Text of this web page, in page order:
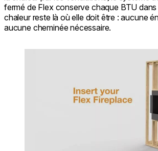
fermé de Flex conserve chaque BTU
chaleur reste là où elle doit être : aucune
aucune cheminée nécessaire.